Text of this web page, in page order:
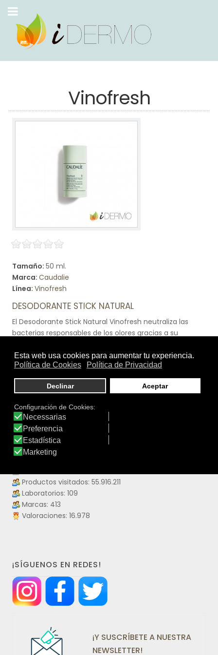
Vinofresh
Tamaño: 50 ml.
Marca: Caudalie
Línea: Vinofresh
DESODORANTE STICK NATURAL
El Desodorante Stick Natural Vinofresh neutraliza las
bacterias responsables de los olores gracias a su
hidrata y calma la piel de las axilas. Su fragancia unisex
de eucalipto proporciona una sensación de frescor
vivificante durante todo el día.
Ver producto
DATOS IDERMO
Productos visitados: 55.916.211
Laboratorios: 109
Marcas: 413
Valoraciones: 16.978
¡SÍGUENOS EN REDES!
¡Y SUSCRÍBETE A NUESTRA
NEWSLETTER!